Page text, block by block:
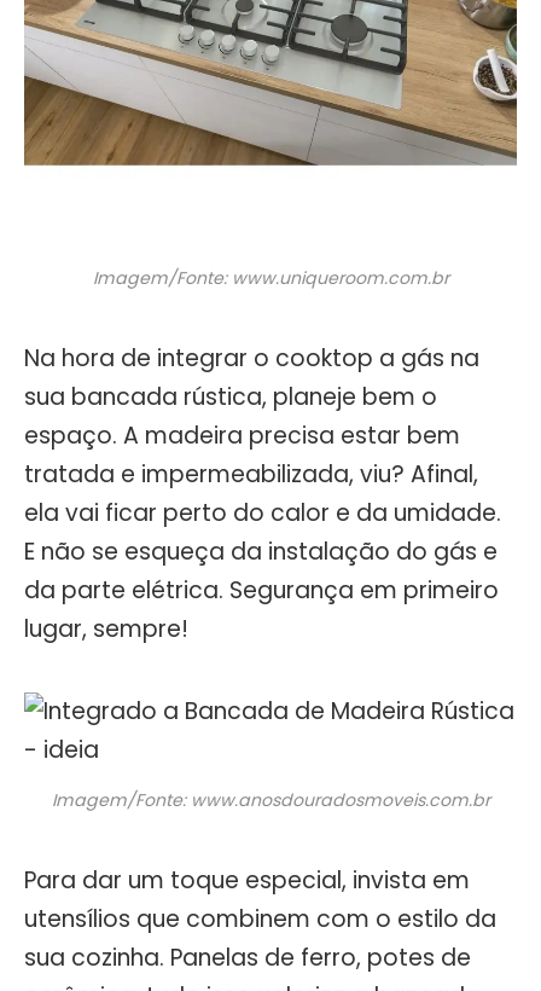
Imagem/Fonte: www.uniqueroom.com.br
Na hora de integrar o cooktop a gás na
sua bancada rústica, planeje bem o
espaço. A madeira precisa estar bem
tratada e impermeabilizada, viu? Afinal,
ela vai ficar perto do calor e da umidade.
E não se esqueça da instalação do gás e
da parte elétrica. Segurança em primeiro
lugar, sempre!
Imagem/Fonte: www.anosdouradosmoveis.com.br
Para dar um toque especial, invista em
utensílios que combinem com o estilo da
sua cozinha. Panelas de ferro, potes de